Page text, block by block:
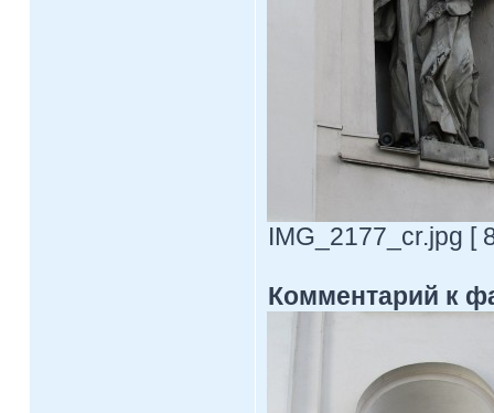
IMG_2177_cr.jpg [
Комментарий к